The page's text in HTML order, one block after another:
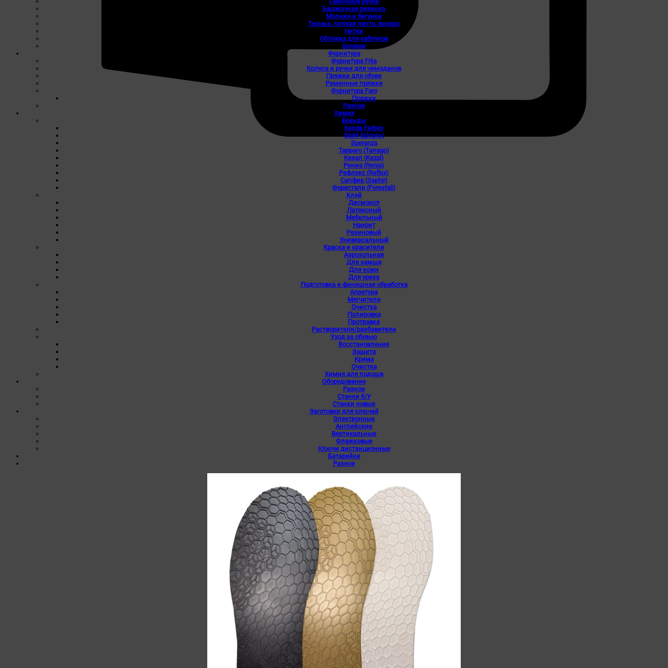
Башмачная резинка
Молнии и бегунки
Тесьма, липкая лента, велкро
Нитки
Обтяжка для каблуков
Шнурки
Фурнитура
Фурнитура Frija
Колеса и ручки для чемоданов
Пряжки для обуви
Ременные пряжки
Фурнитура Faro
Пряжки
Разное
Химия
Бренды
Kenda Farben
Stahl (Шталь)
Speranza
Тарраго (Tarrago)
Кезал (Kezal)
Рениа (Renia)
Рефлекс (Reflex)
Сапфир (Saphir)
Форестали (Forestali)
Клей
Десмокол
Латексный
Мебельный
Наирит
Резиновый
Универсальный
Краска и красители
Аэрозольная
Для замши
Для кожи
Для уреза
Подготовка и финишная обработка
Апретура
Мягчители
Очистка
Полировка
Протравка
Растворители/разбавители
Уход за обувью
Восстановление
Защита
Крема
Очистка
Химия для подошв
Оборудование
Разное
Станки б/У
Станки новые
Заготовки для ключей
Электронные
Английские
Вертикальные
Флажковые
Ключи дистанционные
Батарейки
Разное